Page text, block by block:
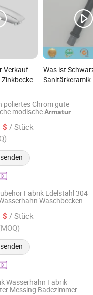
Verkauf
Was ist
Sanitärkeramik
Waschbecken
Wasserhahn
poliertes Chrom gute
modischeArmatur
$ / Stück
Fabrik Edelstahl 304
Waschbecken
$ / Stück
Wasserhahn Fabrik
Messing Badezimmer